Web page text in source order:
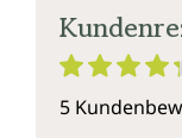
5